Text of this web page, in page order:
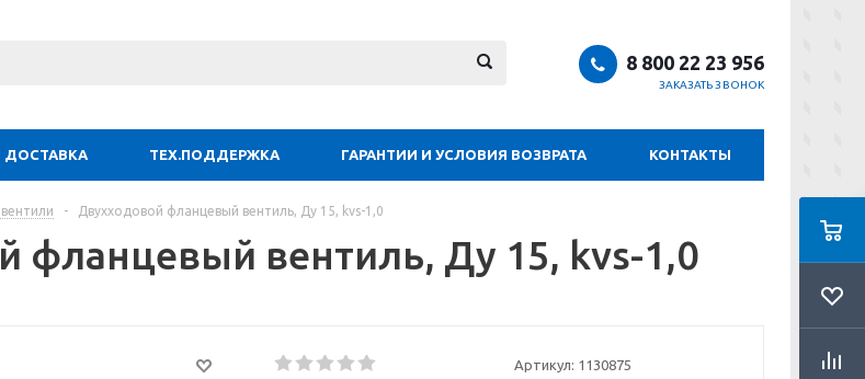
8 800 22 23 956
ЗАКАЗАТЬ ЗВОНОК
ДОСТАВКА ТЕХ.ПОДДЕРЖКА ГАРАНТИИ И УСЛОВИЯ ВОЗВРАТА КОНТАКТЫ
- Двухходовой фланцевый вентиль, Ду 15, kvs-1,0
фланцевый вентиль, Ду 15, kvs-1,0
Артикул: 1130875